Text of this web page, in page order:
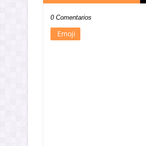
0 Comentarios
Emoji